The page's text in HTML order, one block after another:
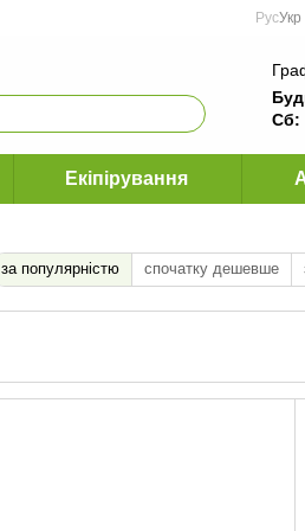
РусУкр
Сб:
Екіпірування
за популярністю спочатку дешевше